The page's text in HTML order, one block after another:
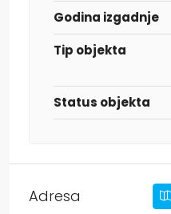
Godina izgadnje
Tip objekta
Status objekta
Adresa